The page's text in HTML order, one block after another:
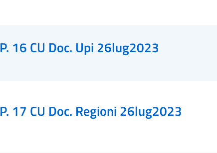
P. 16 CU Doc. Upi 26lug2023
P. 17 CU Doc. Regioni 26lug2023